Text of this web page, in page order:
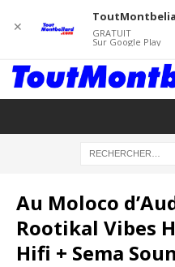
Au Moloco
Rootikal Vibes
Hifi + Sema
✕ GRATUIT
Sur Google Play